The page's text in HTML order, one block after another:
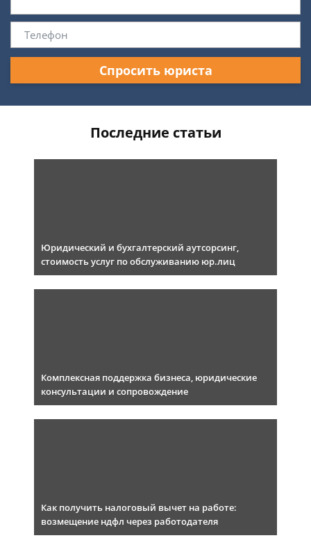
Спросить юриста
Последние статьи
Юридический и бухгалтерский аутсорсинг,
стоимость услуг по обслуживанию юр.лиц
Комплексная поддержка бизнеса, юридические
консультации и сопровождение
Как получить налоговый вычет на работе:
возмещение ндфл через работодателя